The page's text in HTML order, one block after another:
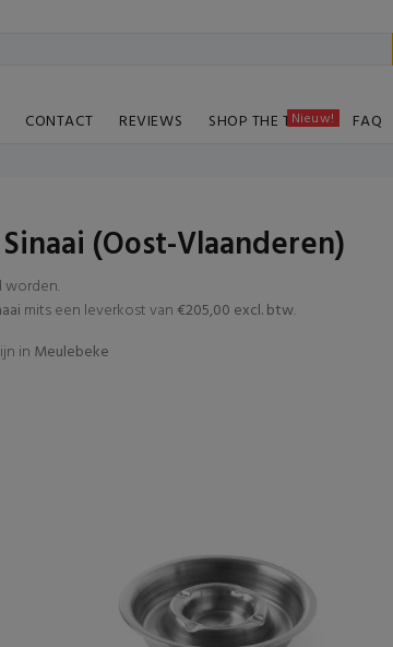
CONTACT REVIEWS SHOP THE TABLE
Nieuw! FAQ
(Oost-Vlaanderen)
worden.
mits een leverkost van€205,00 excl. btw.
in Meulebeke